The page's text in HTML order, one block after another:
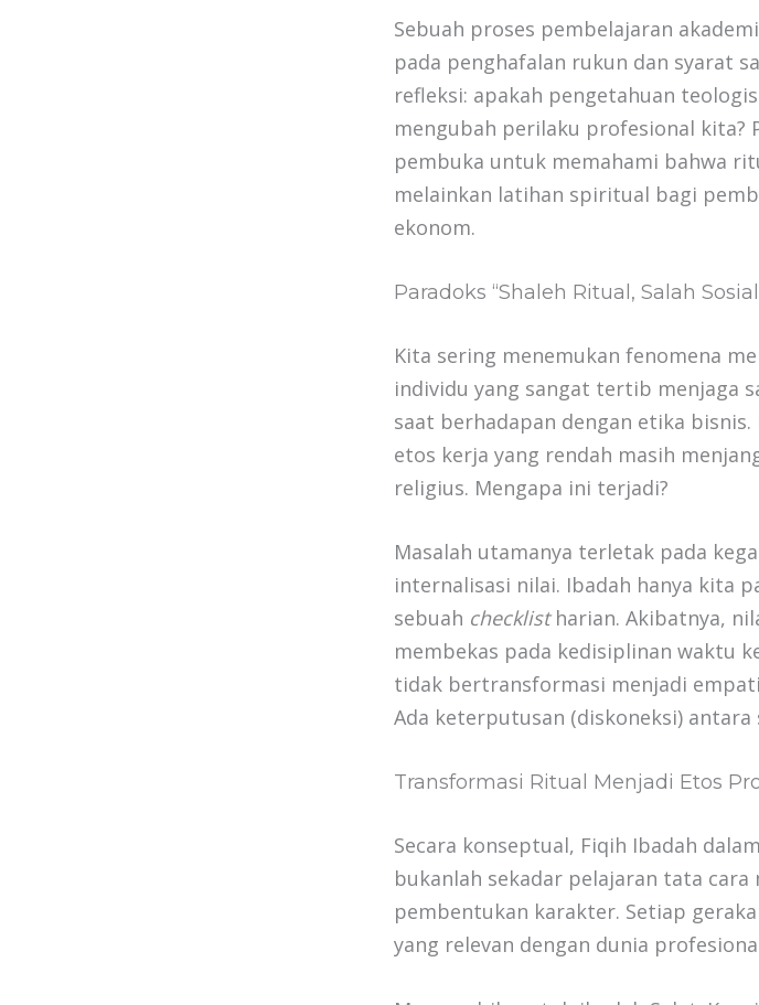
Sebuah proses pembelajaran
pada penghafalan rukun dan syarat
refleksi: apakah pengetahuan
mengubah perilaku profesional kita?
pembuka untuk memahami bahwa
melainkan latihan spiritual bagi
ekonom.
Paradoks “Shaleh Ritual, Salah
Kita sering menemukan fenomena
individu yang sangat tertib menjaga
saat berhadapan dengan etika
etos kerja yang rendah masih
religius. Mengapa ini terjadi?
Masalah utamanya terletak pada
internalisasi nilai. Ibadah hanya kita
sebuah checklistharian. Akibatnya,
membekas pada kedisiplinan waktu
tidak bertransformasi menjadi
Ada keterputusan (diskoneksi) antara
Transformasi Ritual Menjadi Etos
Secara konseptual, Fiqih Ibadah
bukanlah sekadar pelajaran tata cara
pembentukan karakter. Setiap
yang relevan dengan dunia